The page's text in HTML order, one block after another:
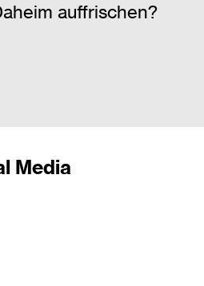
auffrischen?
Media